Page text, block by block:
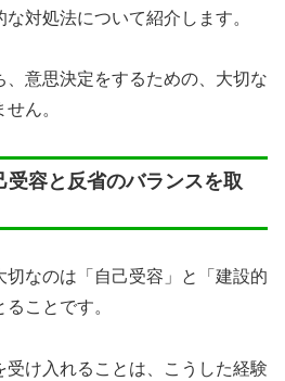
対処法について紹介します。
、意思決定をするための、大切な
ん。
受容と反省のバランスを取
なのは「自己受容」と「建設的
ことです。
け入れることは、こうした経験